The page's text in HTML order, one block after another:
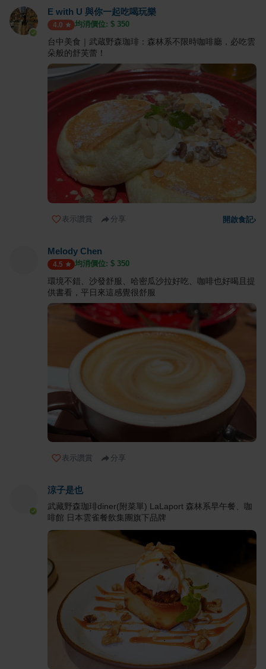
E with U 與你一起吃喝玩樂
4.0 均消價位: $ 350
台中美食｜武蔵野森珈琲：森林系不限時咖啡廳，必吃雲
朵般的舒芙蕾！
表示讚賞 分享 開啟食記›
Melody Chen
4.5 均消價位: $ 350
環境不錯、沙發舒服、哈密瓜沙拉好吃、咖啡也好喝且提
供書看，平日來這感覺很舒服
表示讚賞 分享
涼子是也
武藏野森珈琲diner(附菜單) LaLaport 森林系早午餐、咖
啡館 日本雲雀餐飲集團旗下品牌